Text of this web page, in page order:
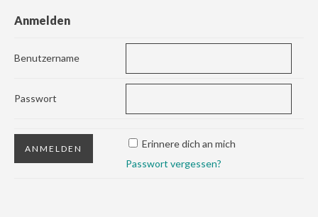
Anmelden
Benutzername
Passwort
Erinnere dich an mich
Passwort vergessen?